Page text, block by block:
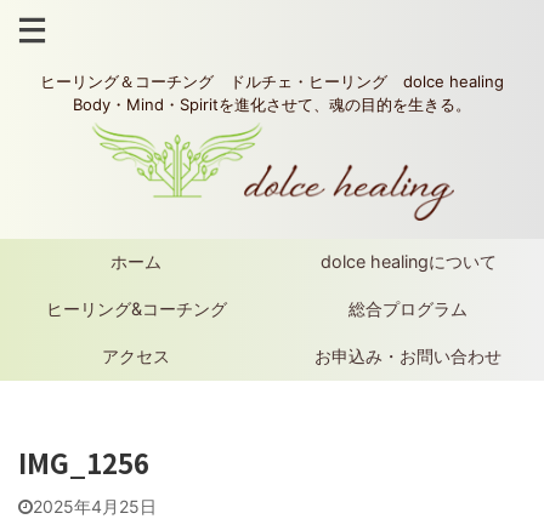
ヒーリング＆コーチング ドルチェ・ヒーリング dolce healing
Body・Mind・Spiritを進化させて、魂の目的を生きる。
ホーム dolce healingについて
ヒーリング&コーチング 総合プログラム
アクセス お申込み・お問い合わせ
IMG_1256
2025年4月25日